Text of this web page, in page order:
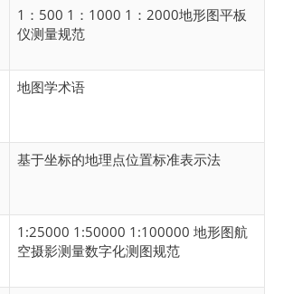
1：500 1：1000 1：2000地形图平板
仪测量规范
地图学术语
基于坐标的地理点位置标准表示法
1:25000 1:50000 1:100000 地形图航
空摄影测量数字化测图规范